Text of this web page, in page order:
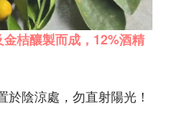
桔釀製而成， 12%酒精
陰涼處，勿直射陽光！